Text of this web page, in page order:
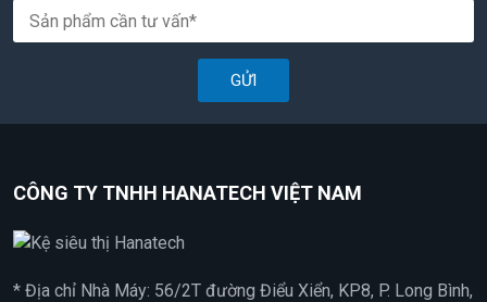
GỬI
CÔNG TY TNHH HANATECH VIỆT NAM
* Địa chỉ Nhà Máy: 56/2T đường Điểu Xiển, KP8, P. Long Bình,